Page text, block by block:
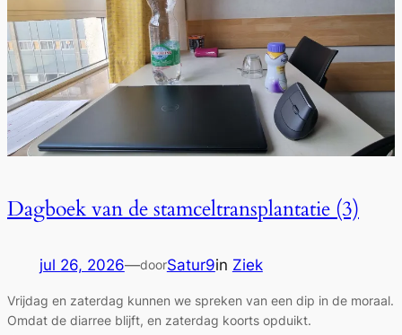
Dagboek van de stamceltransplantatie (3)
jul 26, 2026—doorSatur9in Ziek
Vrijdag en zaterdag kunnen we spreken van een dip in de moraal.
Omdat de diarree blijft, en zaterdag koorts opduikt.